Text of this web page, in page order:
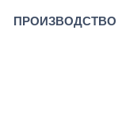
ПРОИЗВОДСТВО